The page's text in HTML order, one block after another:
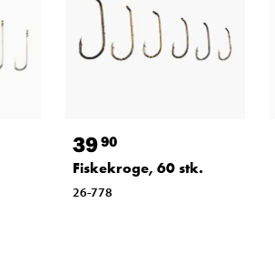
3990
Fiskekroge, 60 stk.
26-778